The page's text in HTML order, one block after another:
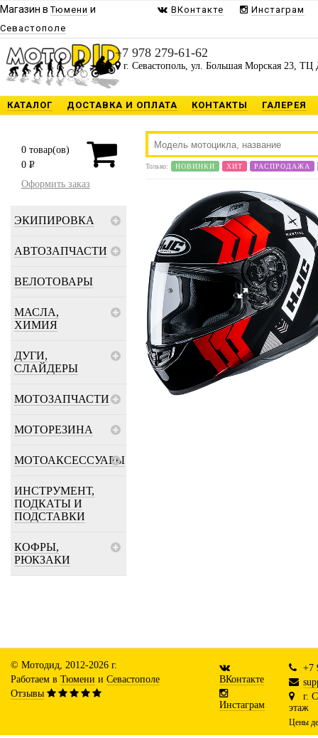
Магазин вТюмени и
Севастополе
ВКонтакте Инстаграм
+7 978 279-61-62
г. Севастополь, ул. Большая Морская 23, ТЦ
КАТАЛОГ ДОСТАВКА И ОПЛАТА КОНТАКТЫ ГАЛЕРЕЯ
0 товар(ов)
0 P
Оформить заказ
ЭКИПИРОВКА
АВТОЗАПЧАСТИ
ВЕЛОТОВАРЫ
МАСЛА,
ХИМИЯ
ДУГИ,
СЛАЙДЕРЫ
МОТОЗАПЧАСТИ
МОТОРЕЗИНА
МОТОАКСЕССУАРЫ
ИНСТРУМЕНТ,
ПОДКАТЫ И
ПОДСТАВКИ
КОФРЫ,
РЮКЗАКИ
Только: НОВИНКИ ХИТ РАСПРОДАЖА
© Мотодид, 2012-2026 г.
Работаем в Тюмени и Севастополе
Отзывы
ВКонтакте
Инстаграм
+7
г.
этаж
Цены